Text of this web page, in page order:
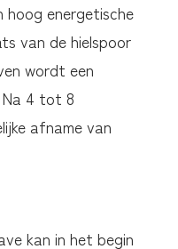
energetische
van de hielspoor
wordt een
Na 4 tot 8
afname van
kan in het begin